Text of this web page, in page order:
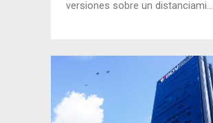
versiones sobre un distanciami...